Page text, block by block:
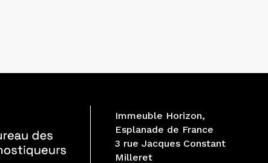
Immeuble Horizon,
Esplanade de France
3 rue Jacques Constant
Milleret